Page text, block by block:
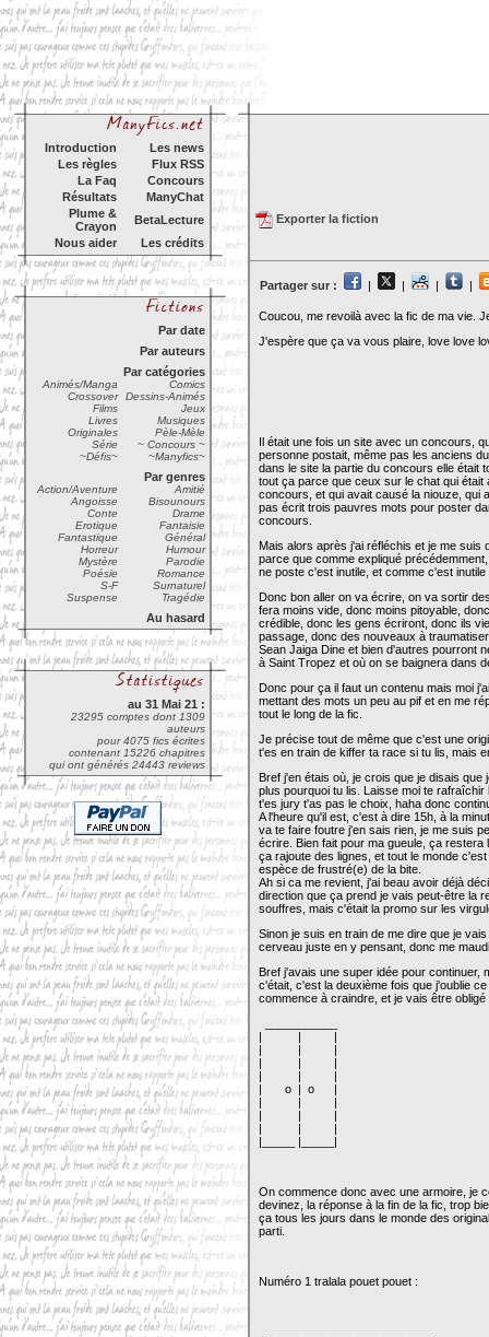
Introduction
Les news
Les règles
Flux RSS
La Faq
Concours
Résultats
ManyChat
Plume &
Crayon
BetaLecture
Nous aider
Les crédits
Par date
Par auteurs
Par catégories
Animés/Manga
Comics
Crossover
Dessins-Animés
Films
Jeux
Livres
Musiques
Originales
Pèle-Mèle
Série
~ Concours ~
~Défis~
~Manyfics~
Par genres
Action/Aventure
Amitié
Angoisse
Bisounours
Conte
Drame
Erotique
Fantaisie
Fantastique
Général
Horreur
Humour
Mystère
Parodie
Poésie
Romance
S-F
Surnaturel
Suspense
Tragédie
Au hasard
au 31 Mai 21 :
23295 comptes dont 1309
auteurs
pour 4075 fics écrites
contenant 15226 chapitres
qui ont générés 24443 reviews
Exporter la fiction
Partager sur : | | | |
Coucou, me revoilà avec la fic de ma vie.
J'espère que ça va vous plaire, love love
Il était une fois un site avec un concours,
personne postait, même pas les anciens
dans le site la partie du concours elle était
tout ça parce que ceux sur le chat qui
concours, et qui avait causé la niouze, qui
pas écrit trois pauvres mots pour poster
concours.
Mais alors après j'ai réfléchis et je me
parce que comme expliqué
ne poste c'est inutile, et comme c'est
Donc bon aller on va écrire, on va sortir
fera moins vide, donc moins pitoyable,
crédible, donc les gens écriront, donc ils
passage, donc des nouveaux à
Sean Jaiga Dine et bien d'autres pourront
à Saint Tropez et où on se baignera dans
Donc pour ça il faut un contenu mais moi
mettant des mots un peu au pif et en me
tout le long de la fic.
Je précise tout de même que c'est une
t'es en train de kiffer ta race si tu lis, mais
Bref j'en étais où, je crois que je disais
plus pourquoi tu lis. Laisse moi te
t'es jury t'as pas le choix, haha donc
A l'heure qu'il est, c'est à dire 15h, à la
va te faire foutre j'en sais rien, je me suis
écrire. Bien fait pour ma gueule, ça
ça rajoute des lignes, et tout le monde
espèce de frustré(e) de la bite.
Ah si ca me revient, j'ai beau avoir déjà
direction que ça prend je vais peut-être la
souffres, mais c'était la promo sur les
Sinon je suis en train de me dire que je
cerveau juste en y pensant, donc me
Bref j'avais une super idée pour continuer,
c'était, c'est la deuxième fois que j'oublie
commence à craindre, et je vais être obligé
| | |
| | |
| | |
| | |
| o | o |
| | |
| | |
| | |
|_____ |_____|
On commence donc avec une armoire, je
devinez, la réponse à la fin de la fic, trop
ça tous les jours dans le monde des
parti.
Numéro 1 tralala pouet pouet :